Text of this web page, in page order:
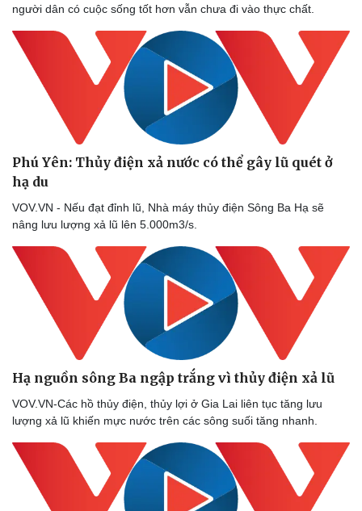
người dân có cuộc sống tốt hơn vẫn chưa đi vào thực chất.
Phú Yên: Thủy điện xả nước có thể gây lũ quét ở
hạ du
VOV.VN - Nếu đạt đỉnh lũ, Nhà máy thủy điện Sông Ba Hạ sẽ
nâng lưu lượng xả lũ lên 5.000m3/s.
Hạ nguồn sông Ba ngập trắng vì thủy điện xả lũ
VOV.VN-Các hồ thủy điện, thủy lợi ở Gia Lai liên tục tăng lưu
lượng xả lũ khiến mực nước trên các sông suối tăng nhanh.